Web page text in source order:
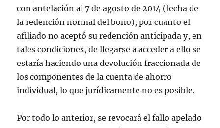
con antelación al 7 de agosto de 2014 (fecha de
la redención normal del bono), por cuanto el
afiliado no aceptó su redención anticipada y, en
tales condiciones, de llegarse a acceder a ello se
estaría haciendo una devolución fraccionada de
los componentes de la cuenta de ahorro
individual, lo que jurídicamente no es posible.
Por todo lo anterior, se revocará el fallo apelado